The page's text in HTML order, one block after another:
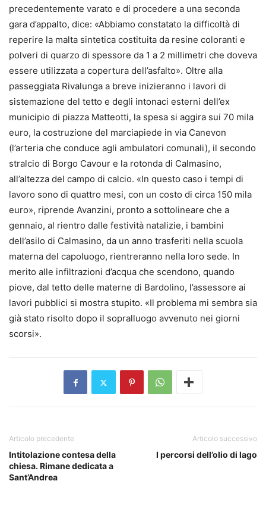
precedentemente varato e di procedere a una seconda
gara d’appalto, dice: «Abbiamo constatato la difficoltà di
reperire la malta sintetica costituita da resine coloranti e
polveri di quarzo di spessore da 1 a 2 millimetri che doveva
essere utilizzata a copertura dell’asfalto». Oltre alla
passeggiata Rivalunga a breve inizieranno i lavori di
sistemazione del tetto e degli intonaci esterni dell’ex
municipio di piazza Matteotti, la spesa si aggira sui 70 mila
euro, la costruzione del marciapiede in via Canevon
(l’arteria che conduce agli ambulatori comunali), il secondo
stralcio di Borgo Cavour e la rotonda di Calmasino,
all’altezza del campo di calcio. «In questo caso i tempi di
lavoro sono di quattro mesi, con un costo di circa 150 mila
euro», riprende Avanzini, pronto a sottolineare che a
gennaio, al rientro dalle festività natalizie, i bambini
dell’asilo di Calmasino, da un anno trasferiti nella scuola
materna del capoluogo, rientreranno nella loro sede. In
merito alle infiltrazioni d’acqua che scendono, quando
piove, dal tetto delle materne di Bardolino, l’assessore ai
lavori pubblici si mostra stupito. «Il problema mi sembra sia
già stato risolto dopo il sopralluogo avvenuto nei giorni
scorsi».
Articolo precedente
Intitolazione contesa della
chiesa. Rimane dedicata a
Sant’Andrea
Articolo successivo
I percorsi dell’olio di lago